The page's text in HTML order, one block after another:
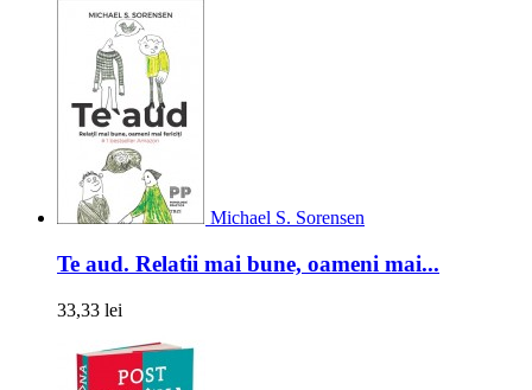
Michael S. Sorensen
Te aud. Relatii mai bune, oameni mai...
33,33 lei